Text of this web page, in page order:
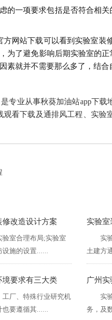
虑的一项要求包括是否符合相关
方网站下载可以看到实验室装
，为了避免影响后期实验室的
就并不需要那么多了，结合
业从事秋葵加油站app下载地址
看下载及通排风工程、实验
修改造设计方案
验室合理布局;实验室
设施的设置......
实验
实
土建方
境要求有三大类
工厂、特殊行业研究机
也要遵循其......
广州
实
务，